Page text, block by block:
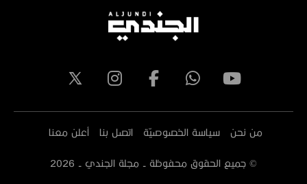
من نحن سياسة الخصوصيّة اتصل بنا أعلن معنا
© جميع الحقوق محفوظة - مجلة الجندي - 2026